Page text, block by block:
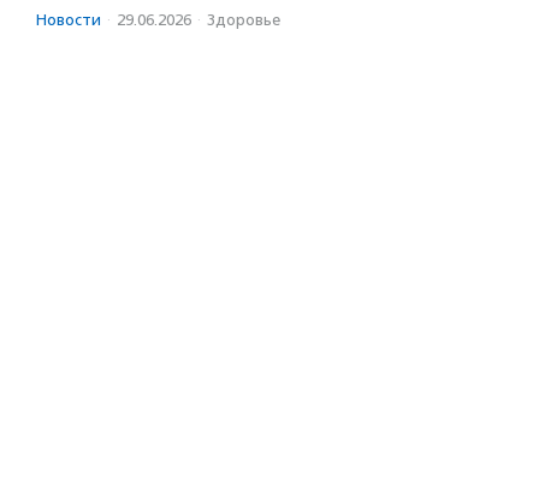
Новости · 29.06.2026 · Здоровье